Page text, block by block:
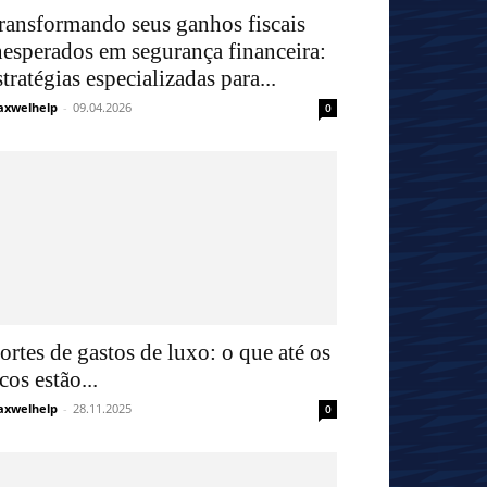
seus ganhos fiscais
em segurança financeira:
especializadas para...
- 09.04.2026 0
de gastos de luxo: o que até os
estão...
- 28.11.2025 0